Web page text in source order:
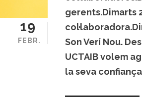
19
FEBR.
gerents.Dimarts
Son Verí Nou.
UCTAIB volem
la seva